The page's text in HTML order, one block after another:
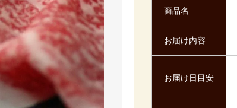
商品名
お届け内容
お届け日目安